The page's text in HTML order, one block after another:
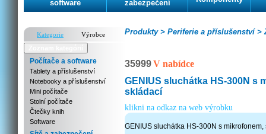
software
zabezpečení
Kategorie
Výrobce
Počítače a software
Tablety a příslušenství
Notebooky a příslušenství
Mini počítače
Stolní počítače
Čtečky knih
Software
Periferie a příslušenství >
Produkty >
35999V nabídce
GENIUS sluchátka HS-300N s
skládací
klikni na odkaz na web výrobku
GENIUS sluchátka HS-300N s mikrofonem,